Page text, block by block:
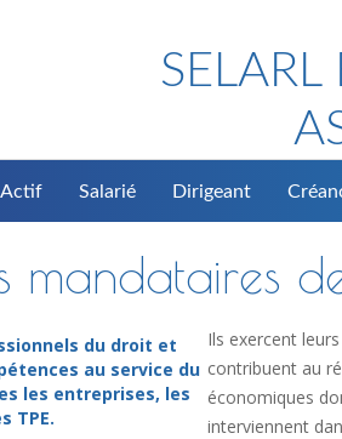
Actif Salarié Dirigeant
mandataires
du droit et
au service du
les entreprises, les
TPE.
Ils exercent
contribuent au
économiques
interviennent